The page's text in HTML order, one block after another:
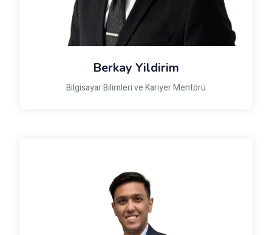
Berkay Yildirim
Bilgisayar Bilimleri ve Kariyer Mentörü